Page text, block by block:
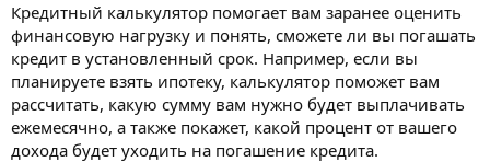
Кредитный калькулятор помогает вам заранее оценить
финансовую нагрузку и понять, сможете ли вы погашать
кредит в установленный срок. Например, если вы
планируете взять ипотеку, калькулятор поможет вам
рассчитать, какую сумму вам нужно будет выплачивать
ежемесячно, а также покажет, какой процент от вашего
дохода будет уходить на погашение кредита.